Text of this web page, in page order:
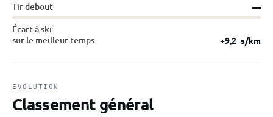
Tir debout —
Écart à ski
sur le meilleur temps
+9,2 s/km
EVOLUTION
Classement général